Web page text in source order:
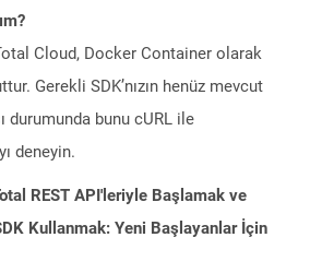
Cloud, Docker Container olarak
Gerekli SDK’nızın henüz mevcut
durumunda bunu cURL ile
deneyin.
REST API'leriyle Başlamak ve
Kullanmak: Yeni Başlayanlar İçin